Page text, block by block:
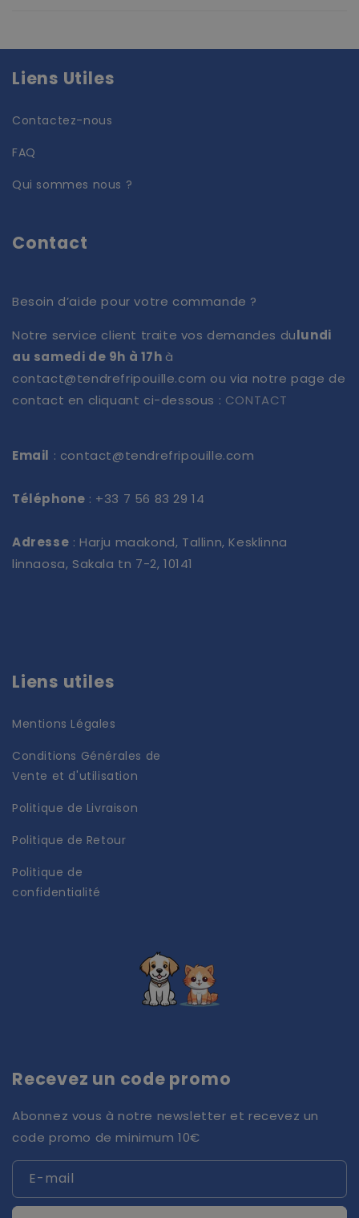
Liens Utiles
Contactez-nous
FAQ
Qui sommes nous ?
Contact
Besoin d’aide pour votre commande ?
Notre service client traite vos demandes dulundi
au samedi de 9h à 17h à
contact@tendrefripouille.com ou via notre page de
contact en cliquant ci-dessous : CONTACT
Email : contact@tendrefripouille.com
Téléphone : +33 7 56 83 29 14
Adresse : Harju maakond, Tallinn, Kesklinna
linnaosa, Sakala tn 7-2, 10141
Liens utiles
Mentions Légales
Conditions Générales de
Vente et d'utilisation
Politique de Livraison
Politique de Retour
Politique de
confidentialité
Recevez un code promo
Abonnez vous à notre newsletter et recevez un
code promo de minimum 10€
E-mail